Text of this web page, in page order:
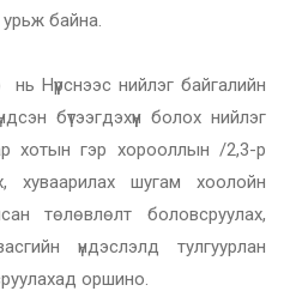
урьж байна.
нь Нүүрснээс нийлэг байгалийн
бүтээгдэхүүн болох нийлэг
хотын гэр хорооллын /2,3-р
хуваарилах шугам хоолойн
төлөвлөлт боловсруулах,
үндэслэлд тулгуурлан
оршино.